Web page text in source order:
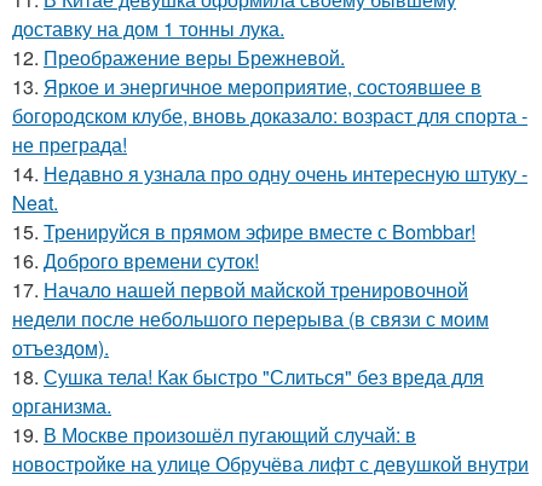
доставку на дом 1 тонны лука.
12. Преображение веры Брежневой.
13. Яркое и энергичное мероприятие, состоявшее в
богородском клубе, вновь доказало: возраст для спорта -
не преграда!
14. Недавно я узнала про одну очень интересную штуку -
Neat.
15. Тренируйся в прямом эфире вместе с Bombbar!
16. Доброго времени суток!
17. Начало нашей первой майской тренировочной
недели после небольшого перерыва (в связи с моим
отъездом).
18. Сушка тела! Как быстро "Слиться" без вреда для
организма.
19. В Москве произошёл пугающий случай: в
новостройке на улице Обручёва лифт с девушкой внутри